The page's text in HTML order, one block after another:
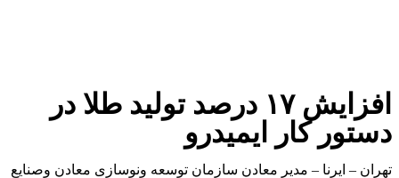
افزایش ۱۷ درصد تولید طلا در
دستور کار ایمیدرو
تهران – ایرنا – مدیر معادن سازمان توسعه ونوسازی معادن وصنایع